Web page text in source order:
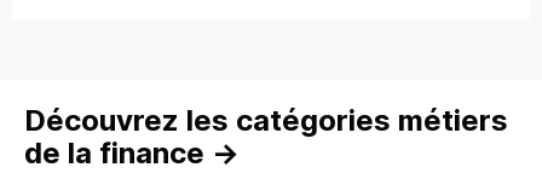
Découvrez les catégories métiers
de la finance →